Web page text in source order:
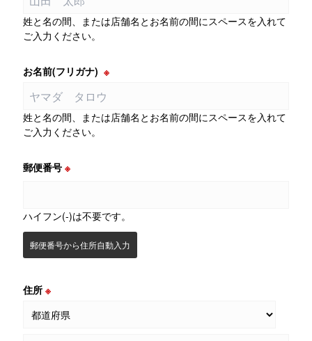
姓と名の間、または店舗名とお名前の間にスペースを入れて
ご入力ください。
お名前(フリガナ)※
姓と名の間、または店舗名とお名前の間にスペースを入れて
ご入力ください。
郵便番号※
ハイフン(-)は不要です。
郵便番号から住所自動入力
住所※